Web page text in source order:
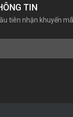
TIN
tiên nhận khuyến